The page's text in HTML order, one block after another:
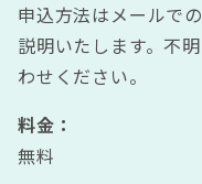
申込方法はメールで
説明いたします。不
わせください。
料金：
無料